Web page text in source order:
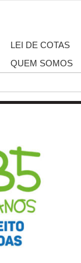
LEI DE COTAS
QUEM SOMOS